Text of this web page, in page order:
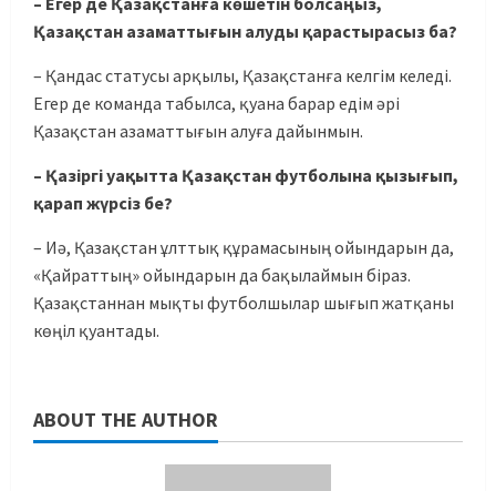
Қазақстан азаматтығын алуды қарастырасыз ба?
– Қандас статусы арқылы, Қазақстанға келгім келеді.
Егер де команда табылса, қуана барар едім әрі
Қазақстан азаматтығын алуға дайынмын.
– Қазіргі уақытта Қазақстан футболына қызығып,
қарап жүрсіз бе?
– Иә, Қазақстан ұлттық құрамасының ойындарын да,
«Қайраттың» ойындарын да бақылаймын біраз.
Қазақстаннан мықты футболшылар шығып жатқаны
көңіл қуантады.
ABOUT THE AUTHOR